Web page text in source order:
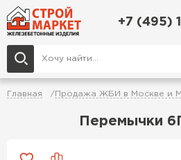
+7 (495)
Главная Продажа ЖБИ в Москве и
Перемычки